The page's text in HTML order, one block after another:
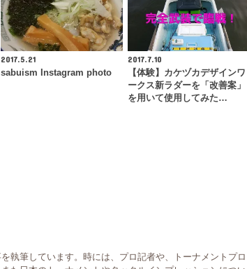
2017.5.21
sabuism Instagram photo
2017.7.10
【体験】カケヅカデザインワ
ークス新ラダーを「改善案」
を用いて使用してみた…
執筆しています。時には、プロ記者や、トーナメントプロ